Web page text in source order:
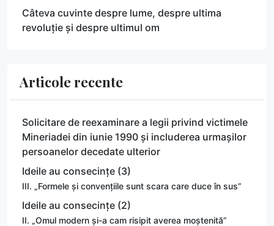
Câteva cuvinte despre lume, despre ultima
revoluție și despre ultimul om
Articole recente
Solicitare de reexaminare a legii privind victimele
Mineriadei din iunie 1990 și includerea urmașilor
persoanelor decedate ulterior
Ideile au consecințe (3)
III. „Formele și convențiile sunt scara care duce în sus”
Ideile au consecințe (2)
II. „Omul modern și-a cam risipit averea moștenită”